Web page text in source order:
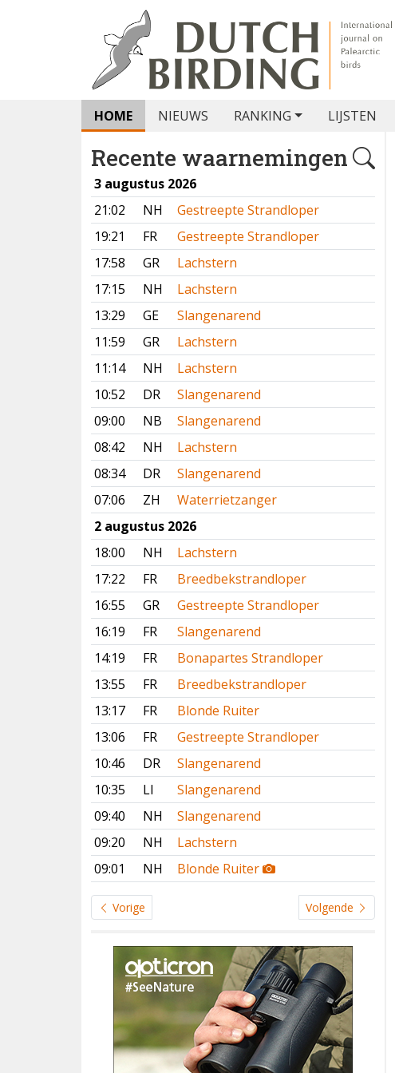
HOME NIEUWS RANKING LIJSTEN
Recente waarnemingen
3 augustus 2026
21:02
NH
Gestreepte Strandloper
19:21
FR
Gestreepte Strandloper
17:58
GR
Lachstern
17:15
NH
Lachstern
13:29
GE
Slangenarend
11:59
GR
Lachstern
11:14
NH
Lachstern
10:52
DR
Slangenarend
09:00
NB
Slangenarend
08:42
NH
Lachstern
08:34
DR
Slangenarend
07:06
ZH
Waterrietzanger
2 augustus 2026
18:00
NH
Lachstern
17:22
FR
Breedbekstrandloper
16:55
GR
Gestreepte Strandloper
16:19
FR
Slangenarend
14:19
FR
Bonapartes Strandloper
13:55
FR
Breedbekstrandloper
13:17
FR
Blonde Ruiter
13:06
FR
Gestreepte Strandloper
10:46
DR
Slangenarend
10:35
LI
Slangenarend
09:40
NH
Slangenarend
09:20
NH
Lachstern
09:01
NH Blonde Ruiter
Vorige Volgende